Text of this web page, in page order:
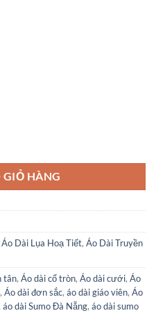
HÀNG
Áo Dài Lụa Hoạ Tiết, Áo Dài Truyền
tân, Áo dài cổ tròn, Áo dài cưới, Áo
, Áo dài đơn sắc, áo dài giáo viên, Áo
áo dài Sumo Đà Nẵng, áo dài sumo